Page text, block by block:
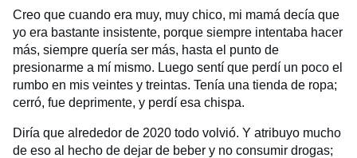
Creo que cuando era muy, muy chico, mi mamá decía que
yo era bastante insistente, porque siempre intentaba hacer
más, siempre quería ser más, hasta el punto de
presionarme a mí mismo. Luego sentí que perdí un poco el
rumbo en mis veintes y treintas. Tenía una tienda de ropa;
cerró, fue deprimente, y perdí esa chispa.
Diría que alrededor de 2020 todo volvió. Y atribuyo mucho
de eso al hecho de dejar de beber y no consumir drogas;